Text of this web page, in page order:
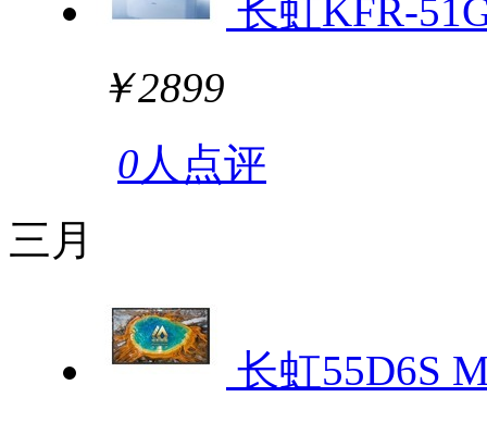
长虹KFR-
￥2899
0人点评
三月
长虹55D6S